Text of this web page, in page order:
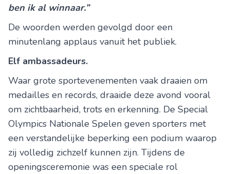
ben ik al winnaar.”
De woorden werden gevolgd door een
minutenlang applaus vanuit het publiek.
Elf ambassadeurs.
Waar grote sportevenementen vaak draaien om
medailles en records, draaide deze avond vooral
om zichtbaarheid, trots en erkenning. De Special
Olympics Nationale Spelen geven sporters met
een verstandelijke beperking een podium waarop
zij volledig zichzelf kunnen zijn. Tijdens de
openingsceremonie was een speciale rol